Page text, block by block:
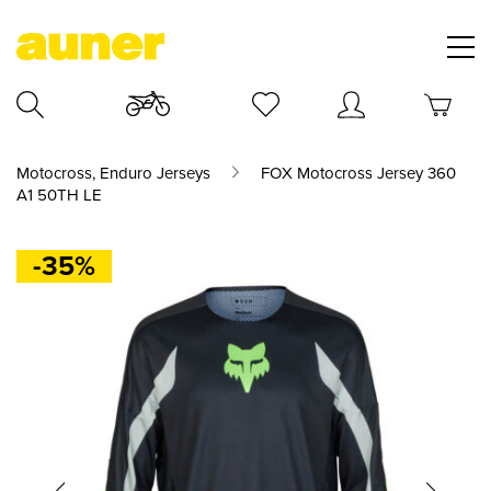
Motocross, Enduro Jerseys
FOX Motocross Jersey 360
A1 50TH LE
-35%